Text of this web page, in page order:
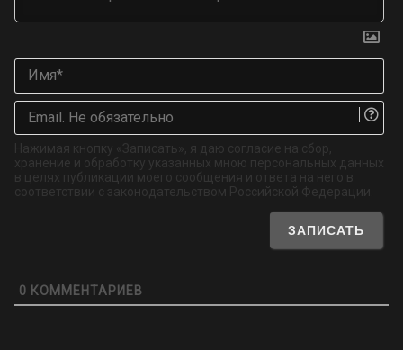
Нажимая кнопку «Записать», я даю согласие на сбор,
хранение и обработку указанных мною персональных данных
в целях публикации моего сообщения и ответа на него в
соответствии с законодательством Российской Федерации.
0 КОММЕНТАРИЕВ